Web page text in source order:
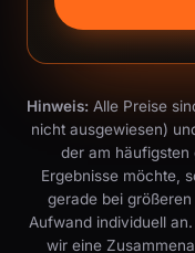
Hinweis: Alle Preise
nicht ausgewiesen)
der am häufigsten
Ergebnisse möchte,
gerade bei
Aufwand individuell
wir eine